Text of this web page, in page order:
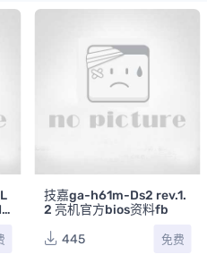
技嘉ga-h61m-Ds2 rev.1.
2 亮机官方bios资料fb
445
免费